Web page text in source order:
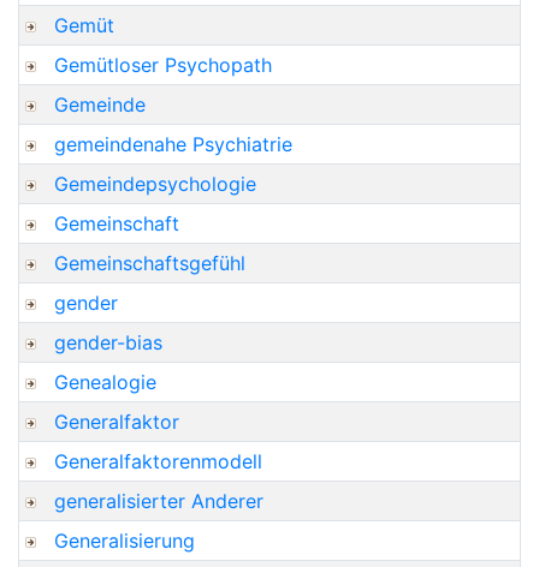
Gemüt
Gemütloser Psychopath
Gemeinde
gemeindenahe Psychiatrie
Gemeindepsychologie
Gemeinschaft
Gemeinschaftsgefühl
gender
gender-bias
Genealogie
Generalfaktor
Generalfaktorenmodell
generalisierter Anderer
Generalisierung